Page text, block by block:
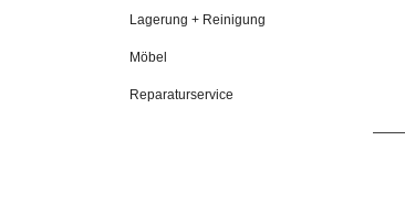
Lagerung + Reinigung
Möbel
Reparaturservice